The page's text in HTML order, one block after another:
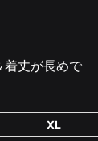
着丈が長めで
XL